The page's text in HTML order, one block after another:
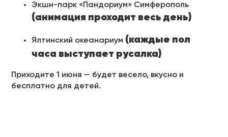
Экшн-парк «Пандориум» Симферополь
(анимация проходит весь день)
Ялтинский океанариум (каждые пол
часа выступает русалка)
Приходите 1 июня — будет весело, вкусно и
бесплатно для детей.